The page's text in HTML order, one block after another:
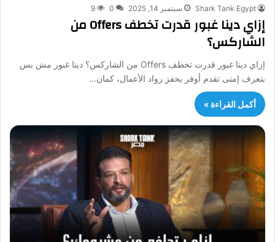
Shark Tank Egypt سبتمبر 14, 2025 0
9
إزاي دينا غبور قدرت تخطف Offers من
الشاركس؟
إزاي دينا غبور قدرت تخطف Offers من الشاركس؟ دينا غبور مش بس
بتعرف إمتى تقدم أوفر يحفز رواد الأعمال، كمان…
أكمل القراءة »